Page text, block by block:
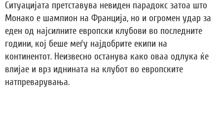
Ситуацијата претставува невиден парадокс затоа што
Монако е шампион на Франција, но и огромен удар за
еден од најсилните европски клубови во последните
години, кој беше меѓу најдобрите екипи на
континентот. Неизвесно останува како оваа одлука ќе
влијае и врз иднината на клубот во европските
натпреварувања.